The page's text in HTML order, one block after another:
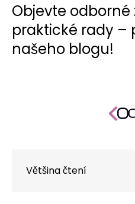
Objevte odborné
praktické rady –
našeho blogu!
Většina čtení